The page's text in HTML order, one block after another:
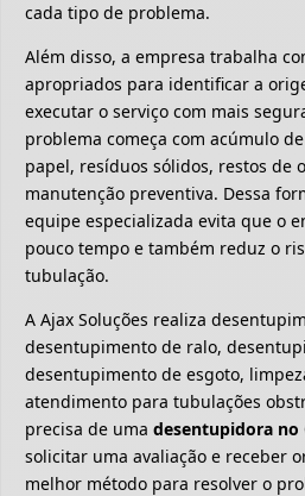
cada tipo de problema.
Além disso, a empresa trabalha
apropriados para identificar a
executar o serviço com mais
problema começa com acúmulo
papel, resíduos sólidos, restos de
manutenção preventiva. Dessa
equipe especializada evita que o
pouco tempo e também reduz o
tubulação.
A Ajax Soluções realiza
desentupimento de ralo,
desentupimento de esgoto,
atendimento para tubulações
precisa de uma desentupidora no
solicitar uma avaliação e receber
melhor método para resolver o